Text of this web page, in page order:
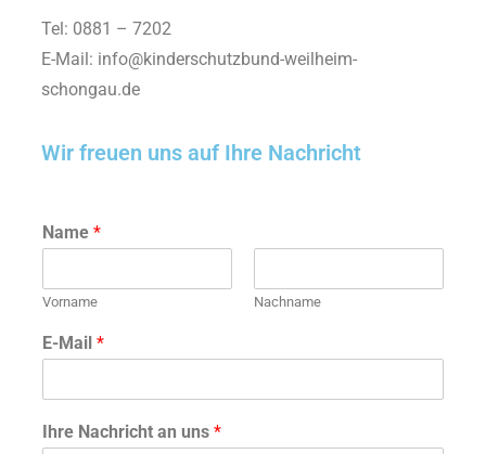
Tel: 0881 – 7202
E-Mail: info@kinderschutzbund-weilheim-
schongau.de
Wir freuen uns auf Ihre Nachricht
Name *
Vorname Nachname
E-Mail *
Ihre Nachricht an uns *